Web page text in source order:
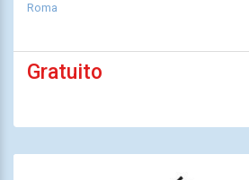
Roma
Gratuito